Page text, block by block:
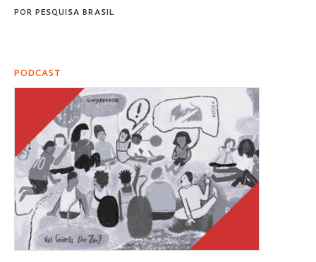
POR PESQUISA BRASIL
PODCAST